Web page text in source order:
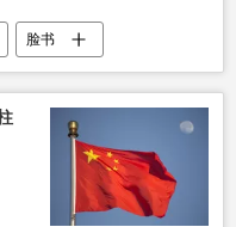
脸书